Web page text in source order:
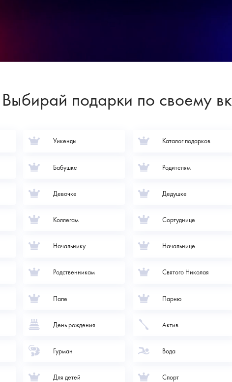
Выбирай подарки по своему
Уикенды Каталог подарков
Бабушке Родителям
Девочке Дедушке
Коллегам Сортуднице
Начальнику Начальнице
Родственникам Святого Николая
Папе Парню
День рождения Актив
Гурман Вода
Для детей Спорт